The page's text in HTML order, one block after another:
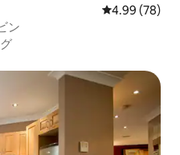
レビュー78
4.99 (78)
ン